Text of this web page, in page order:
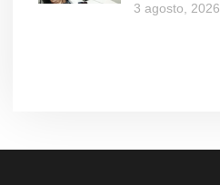
3 agosto, 2026